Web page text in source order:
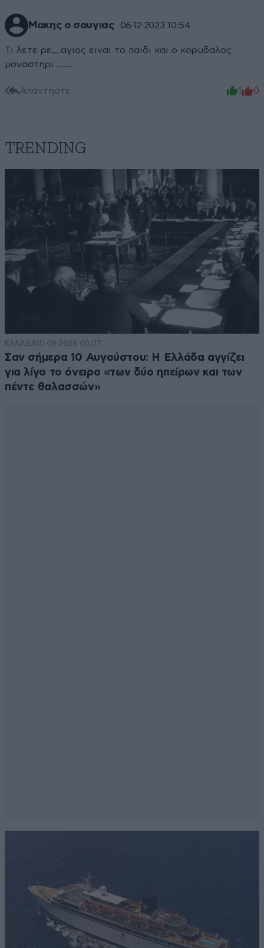
Μακης ο σουγιας 06·12·2023 10:54
Τι λετε ρε,,,,,αγιος ειναι το παιδι και ο κορυδαλος
μοναστηρι .......
Απαντήστε 1 0
TRENDING
ΕΛΛΑΔΑ10·08·2026 00:07
Σαν σήμερα 10 Αυγούστου: Η Ελλάδα αγγίζει
για λίγο το όνειρο «των δύο ηπείρων και των
πέντε θαλασσών»